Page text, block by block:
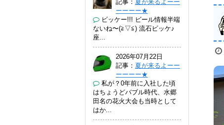
記事： 夏が来るよーー
ーーーー★
ビッケー!!! ビール情報半端
ないね〜(⁠≧⁠▽⁠≦⁠) 流石ビッケ♪
座...
2026年07月22日
記事： 夏が来るよーー
ーーーー★
私が？0年前に入社した頃
はちょうどバブル時代、水郷
田名の花火大会も当時として
はか...